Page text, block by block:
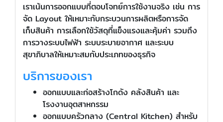
เราเน้นการออกแบบที่ตอบโจทย์การใช้งานจริง เช่น การ
จัด Layout ให้เหมาะกับกระบวนการผลิตหรือการจัด
เก็บสินค้า การเลือกใช้วัสดุที่แข็งแรงและคุ้มค่า รวมถึง
การวางระบบไฟฟ้า ระบบระบายอากาศ และระบบ
สุขาภิบาลให้เหมาะสมกับประเภทของธุรกิจ
บริการของเรา
ออกแบบและก่อสร้างโกดัง คลังสินค้า และ
โรงงานอุตสาหกรรม
ออกแบบครัวกลาง (Central Kitchen) สำหรับ